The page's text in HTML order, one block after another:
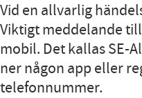
Vid en allvarlig
Viktigt meddelande
mobil. Det kallas SE-
ner någon app eller
telefonnummer.